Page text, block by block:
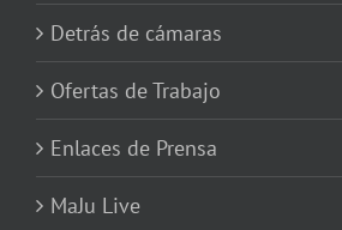
Detrás de cámaras
Ofertas de Trabajo
Enlaces de Prensa
MaJu Live